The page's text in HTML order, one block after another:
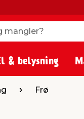
& belysning
Frø